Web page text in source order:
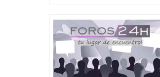
塞州立大学学历证书（San
读CQU中央昆士兰大学学历
学历
央昆士兰大学学历成绩单购
理假毕业证在国内能用吗？
理使馆认证，留信网公证办